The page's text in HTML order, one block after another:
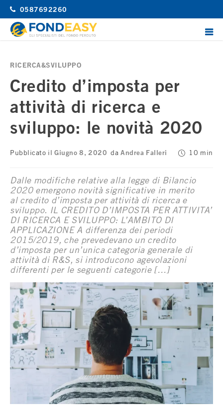
contenuto
0587692260
RICERCA&SVILUPPO
Credito d’imposta per
attività di ricerca e
sviluppo: le novità 2020
Pubblicato ilGiugno 8, 2020 daAndrea Falleri 10 min
Dalle modifiche relative alla legge di Bilancio
2020 emergono novità significative in merito
al credito d’imposta per attività di ricerca e
sviluppo. IL CREDITO D’IMPOSTA PER ATTIVITA’
DI RICERCA E SVILUPPO: L’AMBITO DI
APPLICAZIONE A differenza dei periodi
2015/2019, che prevedevano un credito
d’imposta per un’unica categoria generale di
attività di R&S, si introducono agevolazioni
differenti per le seguenti categorie […]